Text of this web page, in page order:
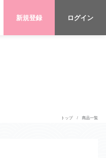
新規登録 ログイン
トップ 商品一覧